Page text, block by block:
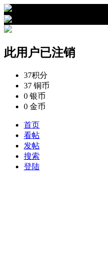
此用户已注销
37积分
37 铜币
0 银币
0 金币
首页
看帖
发帖
搜索
登陆